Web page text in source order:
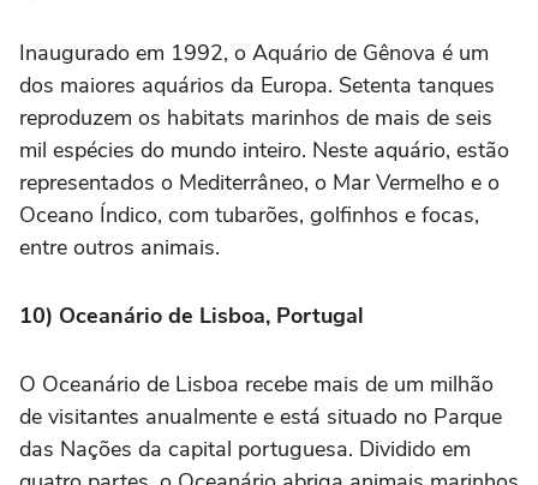
Inaugurado em 1992, o Aquário de Gênova é um
dos maiores aquários da Europa. Setenta tanques
reproduzem os habitats marinhos de mais de seis
mil espécies do mundo inteiro. Neste aquário, estão
representados o Mediterrâneo, o Mar Vermelho e o
Oceano Índico, com tubarões, golfinhos e focas,
entre outros animais.
10) Oceanário de Lisboa, Portugal
O Oceanário de Lisboa recebe mais de um milhão
de visitantes anualmente e está situado no Parque
das Nações da capital portuguesa. Dividido em